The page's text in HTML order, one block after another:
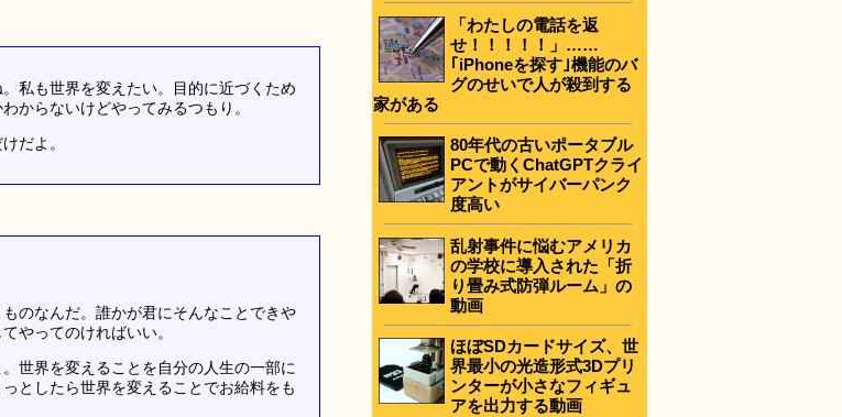
私も世界を変えたい。目的に近づくため
からないけどやってみるつもり。
だよ。
のなんだ。誰かが君にそんなことできや
やってのければいい。
世界を変えることを自分の人生の一部に
としたら世界を変えることでお給料をも
「わたしの電話を返
せ！！！！！」……
｢iPhoneを探す｣機能のバ
グのせいで人が殺到する
家がある
80年代の古いポータブル
PCで動くChatGPTクライ
アントがサイバーパンク
度高い
乱射事件に悩むアメリカ
の学校に導入された「折
り畳み式防弾ルーム」の
動画
ほぼSDカードサイズ、世
界最小の光造形式3Dプリ
ンターが小さなフィギュ
アを出力する動画